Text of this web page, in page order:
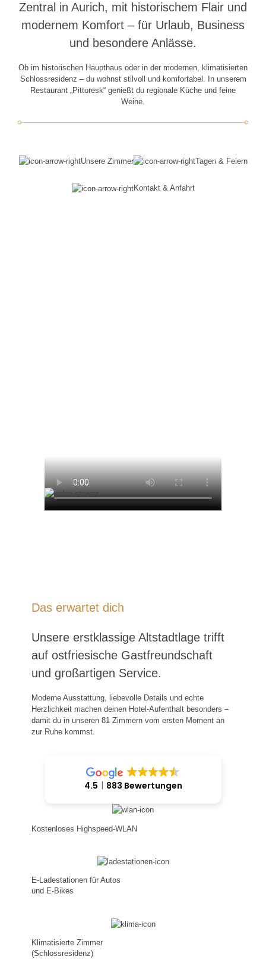
Zentral in Aurich, mit historischem Flair und
modernem Komfort – für Urlaub, Business
und besondere Anlässe.
Ob im historischen Haupthaus oder in der modernen, klimatisierten
Schlossresidenz – du wohnst stilvoll und komfortabel. In unserem
Restaurant „Pittoresk“ genießt du regionale Küche und feine
Weine.
Unsere Zimmer Tagen & Feiern
Kontakt & Anfahrt
Das erwartet dich
Unsere erstklassige Altstadtlage trifft
auf ostfriesische Gastfreundschaft
und großartigen Service.
Moderne Ausstattung, liebevolle Details und echte
Herzlichkeit machen deinen Hotel-Aufenthalt besonders –
damit du in unseren 81 Zimmern vom ersten Moment an
zur Ruhe kommst.
4.5 883 Bewertungen
Kostenloses Highspeed-WLAN
E-Ladestationen für Autos
und E-Bikes
Klimatisierte Zimmer
(Schlossresidenz)